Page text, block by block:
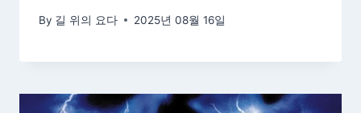
By 길 위의 요다 2025년 08월 16일